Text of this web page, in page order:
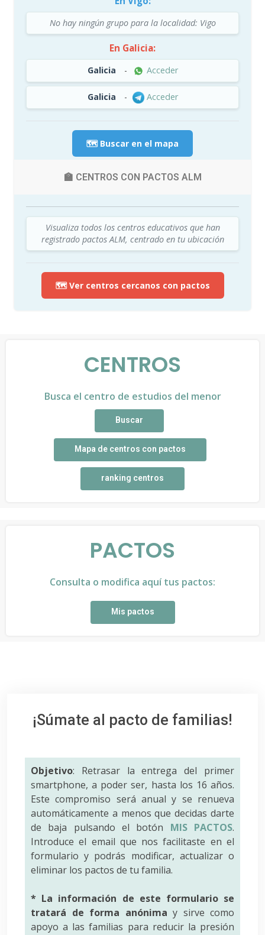
No hay ningún grupo para la localidad: Vigo
En Galicia:
Galicia - Acceder
Galicia - Acceder
🗺️ Buscar en el mapa
🏫 CENTROS CON PACTOS ALM
Visualiza todos los centros educativos que han
registrado pactos ALM, centrado en tu ubicación
🗺️ Ver centros cercanos con pactos
CENTROS
Busca el centro de estudios del menor
Buscar
Mapa de centros con pactos
ranking centros
PACTOS
Consulta o modifica aquí tus pactos:
Mis pactos
¡Súmate al pacto de familias!
Objetivo: Retrasar la entrega del primer
smartphone, a poder ser, hasta los 16 años.
Este compromiso será anual y se renueva
automáticamente a menos que decidas darte
de baja pulsando el botón MIS PACTOS.
Introduce el email que nos facilitaste en el
formulario y podrás modificar, actualizar o
eliminar los pactos de tu familia.
* La información de este formulario se
tratará de forma anónima y sirve como
apoyo a las familias para reducir la presión